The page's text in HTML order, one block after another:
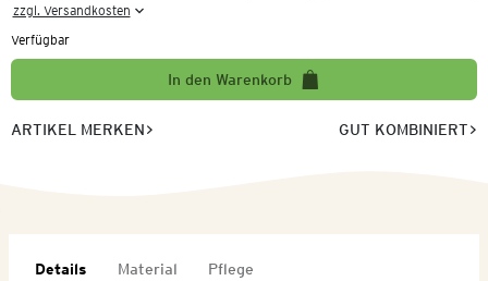
zzgl. Versandkosten
Verfügbar
In den Warenkorb
ARTIKEL MERKEN GUT KOMBINIERT
Details Material Pflege